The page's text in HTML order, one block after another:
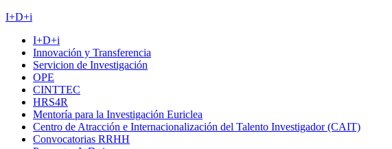
I+D+i
I+D+i
Innovación y Transferencia
Servicion de Investigación
OPE
CINTTEC
HRS4R
Mentoría para la Investigación Euriclea
Centro de Atracción e Internacionalización del Talento Investigador (CAIT)
Convocatorias RRHH